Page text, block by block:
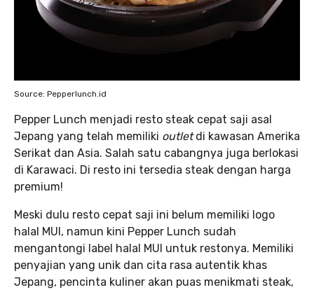
Source: Pepperlunch.id
Pepper Lunch menjadi resto steak cepat saji asal
Jepang yang telah memiliki outletdi kawasan Amerika
Serikat dan Asia. Salah satu cabangnya juga berlokasi
di Karawaci. Di resto ini tersedia steak dengan harga
premium!
Meski dulu resto cepat saji ini belum memiliki logo
halal MUI, namun kini Pepper Lunch sudah
mengantongi label halal MUI untuk restonya. Memiliki
penyajian yang unik dan cita rasa autentik khas
Jepang, pencinta kuliner akan puas menikmati steak,